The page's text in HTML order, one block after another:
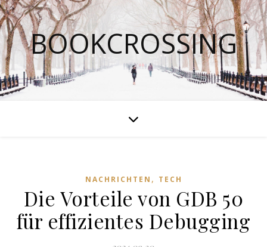
BOOKCROSSING
NACHRICHTEN , TECH
Die Vorteile von GDB 50
für effizientes Debugging